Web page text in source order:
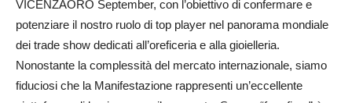
VICENZAORO September, con l’obiettivo di confermare e
potenziare il nostro ruolo di top player nel panorama mondiale
dei trade show dedicati all’oreficeria e alla gioielleria.
Nonostante la complessità del mercato internazionale, siamo
fiduciosi che la Manifestazione rappresenti un’eccellente